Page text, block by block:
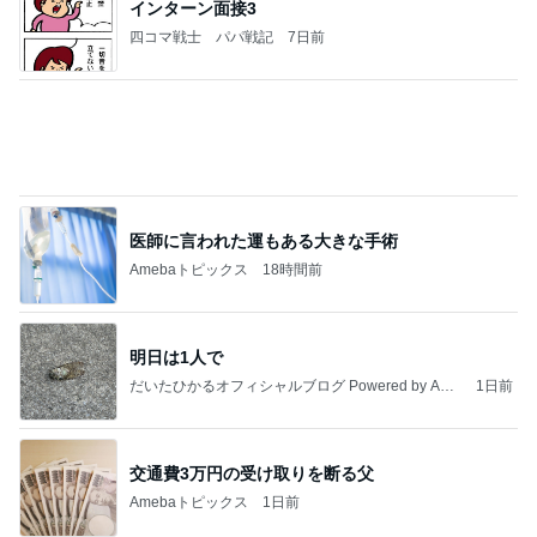
インターン面接3
四コマ戦士 パパ戦記 7日前
医師に言われた運もある大きな手術
Amebaトピックス 18時間前
明日は1人で
だいたひかるオフィシャルブログ Powered by Ame
1日前
交通費3万円の受け取りを断る父
Amebaトピックス 1日前